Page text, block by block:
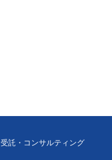
受託・コンサルティング